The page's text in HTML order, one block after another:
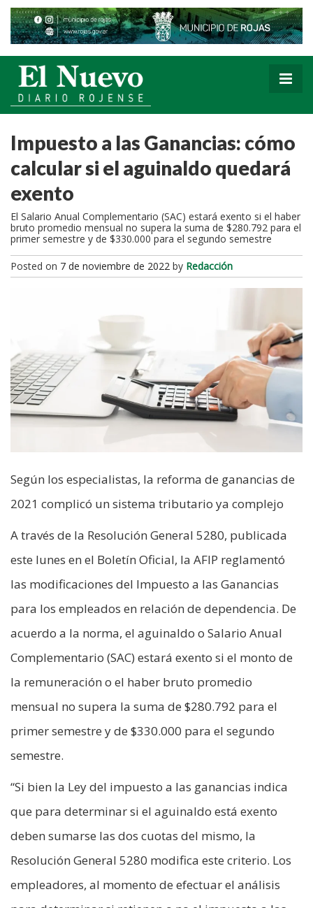
Impuesto a las Ganancias: cómo
calcular si el aguinaldo quedará
exento
El Salario Anual Complementario (SAC) estará exento si el haber
bruto promedio mensual no supera la suma de $280.792 para el
primer semestre y de $330.000 para el segundo semestre
Posted on 7 de noviembre de 2022 by Redacción
Según los especialistas, la reforma de ganancias de
2021 complicó un sistema tributario ya complejo
A través de la Resolución General 5280, publicada
este lunes en el Boletín Oficial, la AFIP reglamentó
las modificaciones del Impuesto a las Ganancias
para los empleados en relación de dependencia. De
acuerdo a la norma, el aguinaldo o Salario Anual
Complementario (SAC) estará exento si el monto de
la remuneración o el haber bruto promedio
mensual no supera la suma de $280.792 para el
primer semestre y de $330.000 para el segundo
semestre.
“Si bien la Ley del impuesto a las ganancias indica
que para determinar si el aguinaldo está exento
deben sumarse las dos cuotas del mismo, la
Resolución General 5280 modifica este criterio. Los
empleadores, al momento de efectuar el análisis